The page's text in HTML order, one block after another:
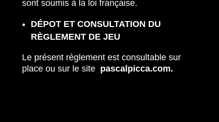
sont soumis à la loi française.
DÉPOT ET CONSULTATION DU
RÈGLEMENT DE JEU
Le présent règlement est consultable sur
place ou sur le site pascalpicca.com.